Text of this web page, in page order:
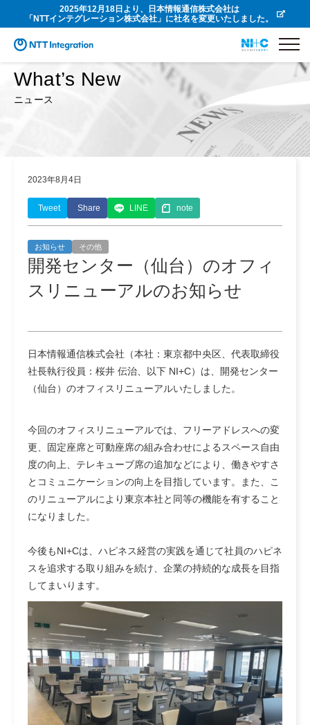
2025年12月18日より、日本情報通信株式会社は
「NTTインテグレーション株式会社」に社名を変更いたしました。
What’s New
ニュース
2023年8月4日
Tweet Share LINE note
お知らせ その他
開発センター（仙台）のオフィ
スリニューアルのお知らせ
日本情報通信株式会社（本社：東京都中央区、代表取締役
社長執行役員：桜井 伝治、以下 NI+C）は、開発センター
（仙台）のオフィスリニューアルいたしました。
今回のオフィスリニューアルでは、フリーアドレスへの変
更、固定座席と可動座席の組み合わせによるスペース自由
度の向上、テレキューブ席の追加などにより、働きやすさ
とコミュニケーションの向上を目指しています。また、こ
のリニューアルにより東京本社と同等の機能を有すること
になりました。
今後もNI+Cは、ハピネス経営の実践を通じて社員のハピネ
スを追求する取り組みを続け、企業の持続的な成長を目指
してまいります。